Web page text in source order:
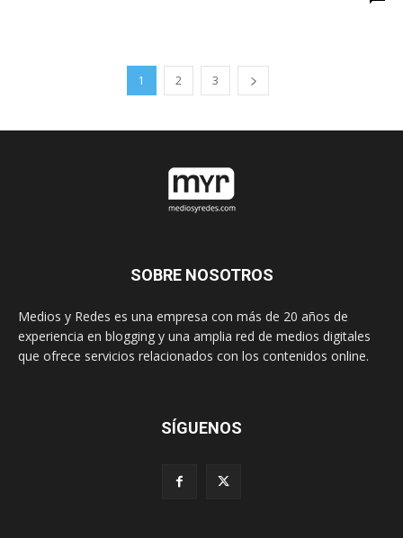
1 2 3
SOBRE NOSOTROS
Medios y Redes es una empresa con más de 20 años de
experiencia en blogging y una amplia red de medios digitales
que ofrece servicios relacionados con los contenidos online.
SÍGUENOS